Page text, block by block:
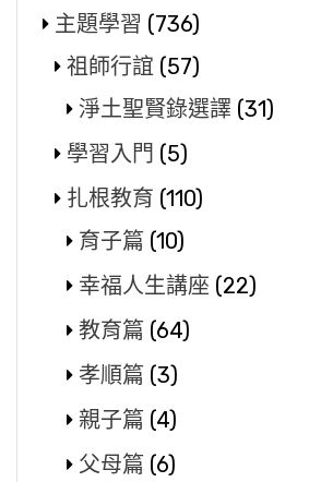
主題學習 (736)
祖師行誼 (57)
淨土聖賢錄選譯 (31)
學習入門 (5)
扎根教育 (110)
育子篇 (10)
幸福人生講座 (22)
教育篇 (64)
孝順篇 (3)
親子篇 (4)
父母篇 (6)